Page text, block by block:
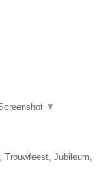
▼
Jubileum,